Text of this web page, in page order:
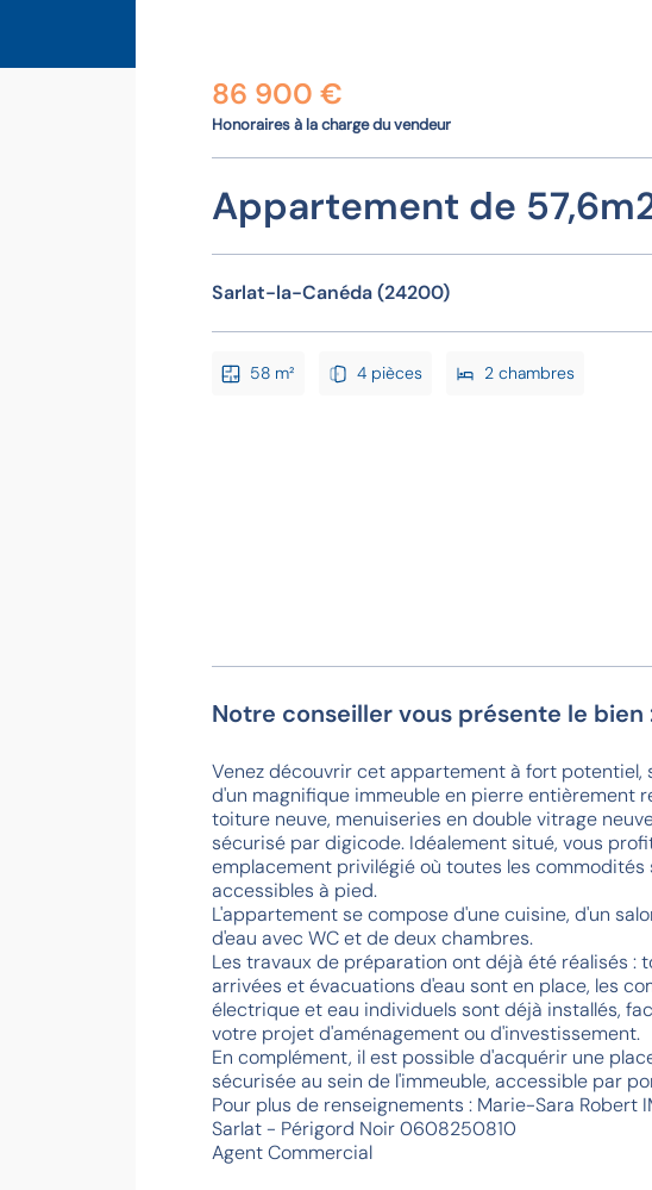
86 900 €
Honoraires à la charge du vendeur
Appartement de
Sarlat-la-Canéda (24200)
58 m² 4 pièces 2 chambres
Notre conseiller vous présente le bien
Venez découvrir cet appartement à fort potentiel,
d'un magnifique immeuble en pierre entièrement
toiture neuve, menuiseries en double vitrage
sécurisé par digicode. Idéalement situé, vous
emplacement privilégié où toutes les commodités
accessibles à pied.
L'appartement se compose d'une cuisine, d'un
d'eau avec WC et de deux chambres.
Les travaux de préparation ont déjà été réalisés :
arrivées et évacuations d'eau sont en place, les
électrique et eau individuels sont déjà installés,
votre projet d'aménagement ou d'investissement.
En complément, il est possible d'acquérir une
sécurisée au sein de l'immeuble, accessible par
Pour plus de renseignements : Marie-Sara Robert
Sarlat - Périgord Noir 0608250810
Agent Commercial